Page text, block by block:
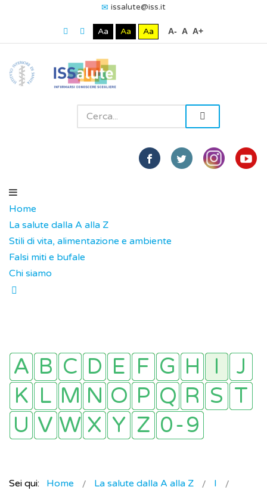
issalute@iss.it
Aa Aa Aa A- A A+
Home
La salute dalla A alla Z
Stili di vita, alimentazione e ambiente
Falsi miti e bufale
Chi siamo
Sei qui: Home La salute dalla A alla Z
I